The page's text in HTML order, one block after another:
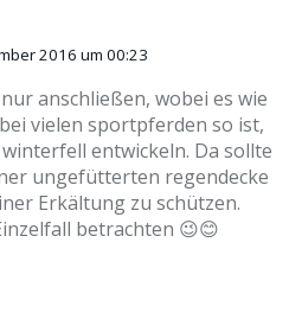
2016 um 00:23
anschließen, wobei es wie
vielen sportpferden so ist,
entwickeln. Da sollte
ungefütterten regendecke
Erkältung zu schützen.
betrachten 😉😊